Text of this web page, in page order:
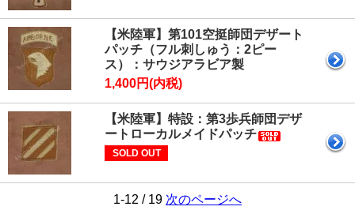
【米陸軍】第101空挺師団デザート
パッチ（フル刺しゅう：2ピー
ス）：サウジアラビア製
1,400円(内税)
【米陸軍】特設：第3歩兵師団デザ
ートローカルメイドパッチ
SOLD OUT
1-12 / 19 次のページへ